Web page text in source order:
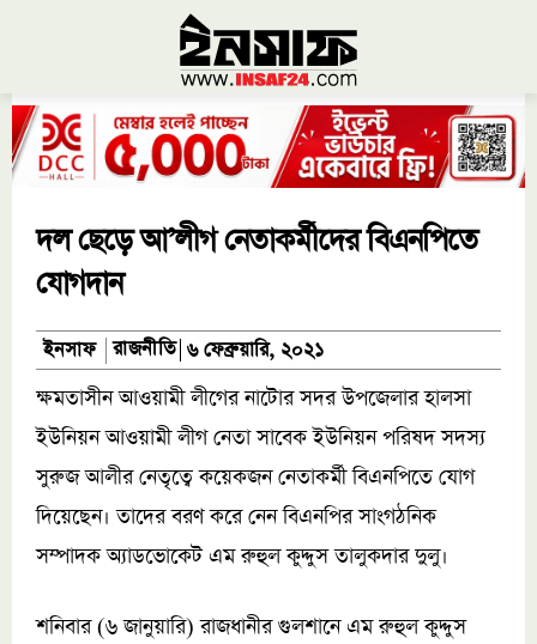
দল ছেড়ে আ’লীগ নেতাকর্মীদের বিএনপিতে
যোগদান
ইনসাফ রাজনীতি ৬ ফেব্রুয়ারি, ২০২১
ক্ষমতাসীন আওয়ামী লীগের নাটোর সদর উপজেলার হালসা
ইউনিয়ন আওয়ামী লীগ নেতা সাবেক ইউনিয়ন পরিষদ সদস্য
সুরুজ আলীর নেতৃত্বে কয়েকজন নেতাকর্মী বিএনপিতে যোগ
দিয়েছেন। তাদের বরণ করে নেন বিএনপির সাংগঠনিক
সম্পাদক অ্যাডভোকেট এম রুহুল কুদ্দুস তালুকদার দুলু।
শনিবার (৬ জানুয়ারি) রাজধানীর গুলশানে এম রুহুল কুদ্দুস